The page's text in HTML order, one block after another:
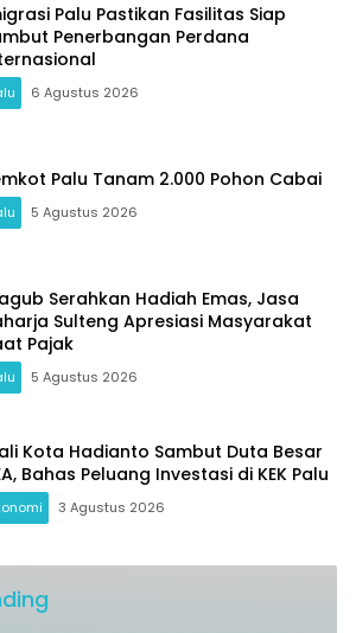
Palu Pastikan Fasilitas Siap
Penerbangan Perdana
6 Agustus 2026
Palu Tanam 2.000 Pohon Cabai
5 Agustus 2026
Serahkan Hadiah Emas, Jasa
Sulteng Apresiasi Masyarakat
Pajak
5 Agustus 2026
Kota Hadianto Sambut Duta Besar
Bahas Peluang Investasi di KEK Palu
3 Agustus 2026